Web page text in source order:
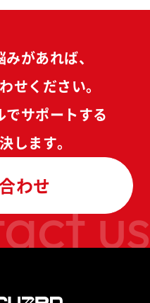
us
があれば、
せください。
サポートする
します。
わせ